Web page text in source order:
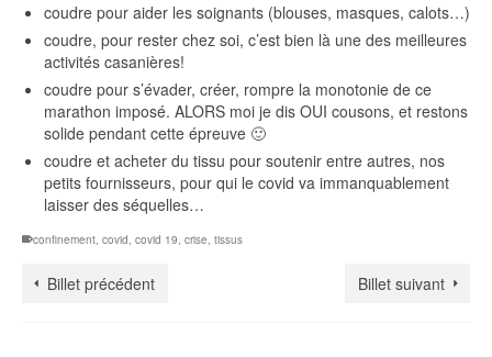
coudre pour aider les soignants (blouses, masques, calots…)
coudre, pour rester chez soi, c’est bien là une des meilleures
activités casanières!
coudre pour s’évader, créer, rompre la monotonie de ce
marathon imposé. ALORS moi je dis OUI cousons, et restons
solide pendant cette épreuve 🙂
coudre et acheter du tissu pour soutenir entre autres, nos
petits fournisseurs, pour qui le covid va immanquablement
laisser des séquelles…
confinement, covid, covid 19, crise, tissus
Billet précédent Billet suivant